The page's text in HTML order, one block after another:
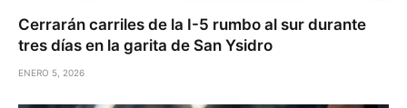
Cerrarán carriles de la I-5 rumbo al sur durante
tres días en la garita de San Ysidro
ENERO 5, 2026